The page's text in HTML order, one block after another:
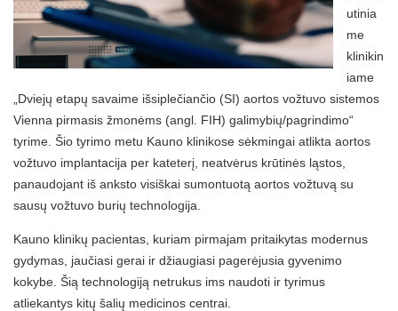
utinia
me
klinikin
iame
„Dviejų etapų savaime išsiplečiančio (SI) aortos vožtuvo sistemos
Vienna pirmasis žmonėms (angl. FIH) galimybių/pagrindimo“
tyrime. Šio tyrimo metu Kauno klinikose sėkmingai atlikta aortos
vožtuvo implantacija per kateterį, neatvėrus krūtinės ląstos,
panaudojant iš anksto visiškai sumontuotą aortos vožtuvą su
sausų vožtuvo burių technologija.
Kauno klinikų pacientas, kuriam pirmajam pritaikytas modernus
gydymas, jaučiasi gerai ir džiaugiasi pagerėjusia gyvenimo
kokybe. Šią technologiją netrukus ims naudoti ir tyrimus
atliekantys kitų šalių medicinos centrai.